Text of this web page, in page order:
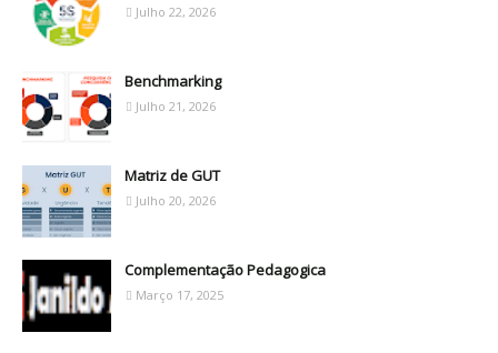
Julho 22, 2026
Benchmarking
Julho 21, 2026
Matriz de GUT
Julho 20, 2026
Complementação Pedagogica
Março 17, 2025